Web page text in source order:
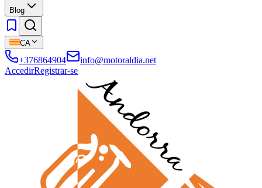
Blog
CA
+376864904
info@motoraldia.net
AccedirRegistrar-se